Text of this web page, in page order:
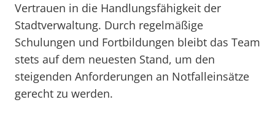
Vertrauen in die Handlungsfähigkeit der
Stadtverwaltung. Durch regelmäßige
Schulungen und Fortbildungen bleibt das Team
stets auf dem neuesten Stand, um den
steigenden Anforderungen an Notfalleinsätze
gerecht zu werden.